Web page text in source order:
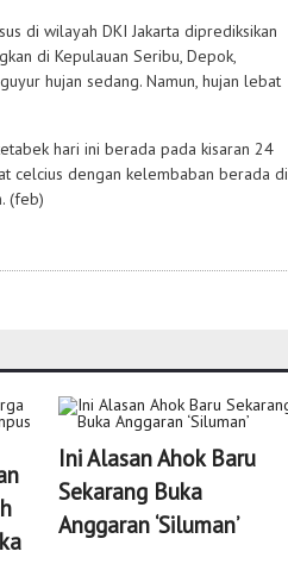
di wilayah DKI Jakarta diprediksikan
di Kepulauan Seribu, Depok,
hujan sedang. Namun, hujan lebat
hari ini berada pada kisaran 24
celcius dengan kelembaban berada di
(feb)
Ini Alasan Ahok Baru
Sekarang Buka
Anggaran ‘Siluman’